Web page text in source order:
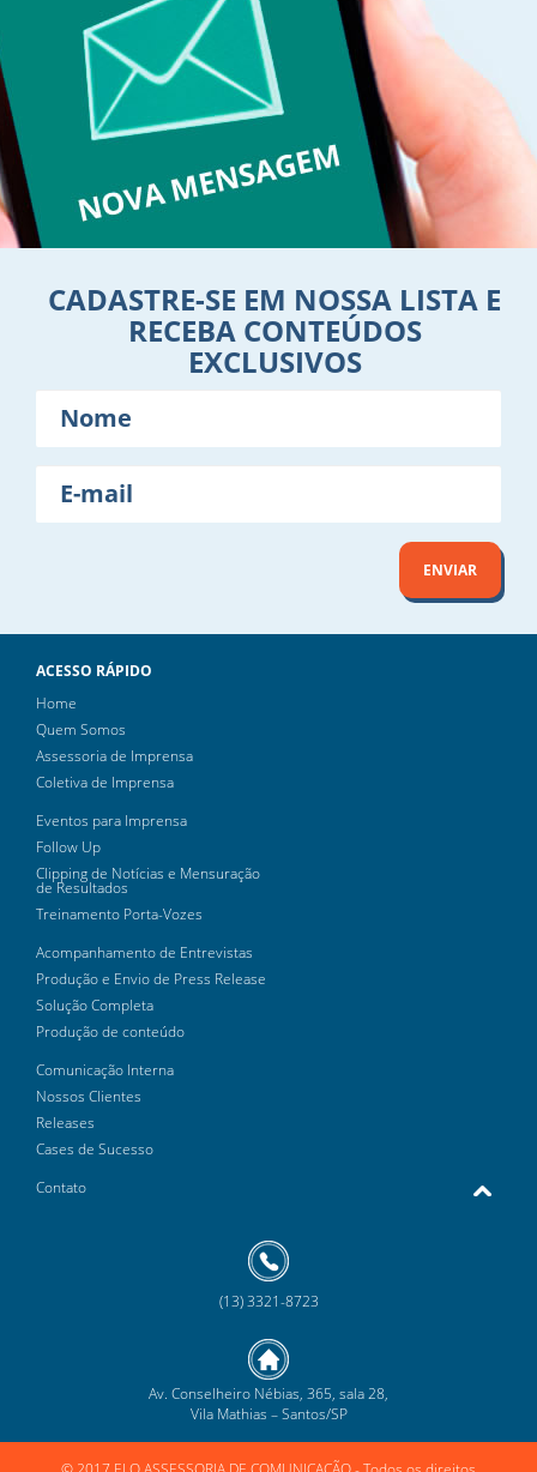
CADASTRE-SE EM NOSSA LISTA E
RECEBA CONTEÚDOS
EXCLUSIVOS
mail
ENVIAR
ACESSO RÁPIDO
Home
Quem Somos
Assessoria de Imprensa
Coletiva de Imprensa
Eventos para Imprensa
Follow Up
Clipping de Notícias e Mensuração
de Resultados
Treinamento Porta-Vozes
Acompanhamento de Entrevistas
Produção e Envio de Press Release
Solução Completa
Produção de conteúdo
Comunicação Interna
Nossos Clientes
Releases
Cases de Sucesso
Contato
(13) 3321-8723
Av. Conselheiro Nébias, 365, sala 28,
Vila Mathias – Santos/SP